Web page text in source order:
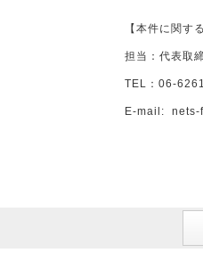
【本件に関す
担当：代表取
TEL：06-
E-mail: nets-